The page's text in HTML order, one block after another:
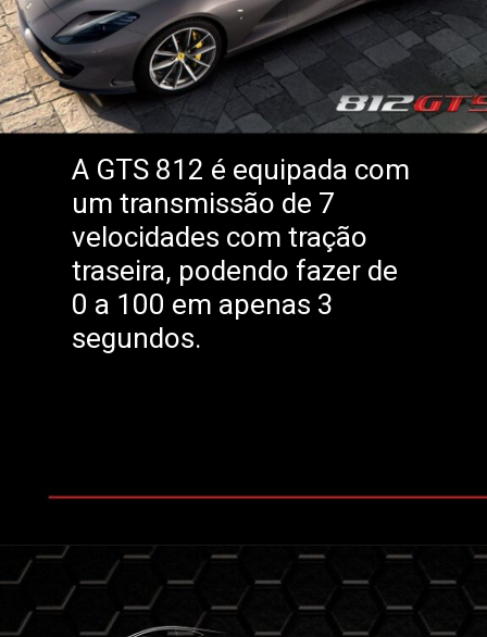
A GTS 812 é equipada com
um transmissão de 7
velocidades com tração
traseira, podendo fazer de
0 a 100 em apenas 3
segundos.